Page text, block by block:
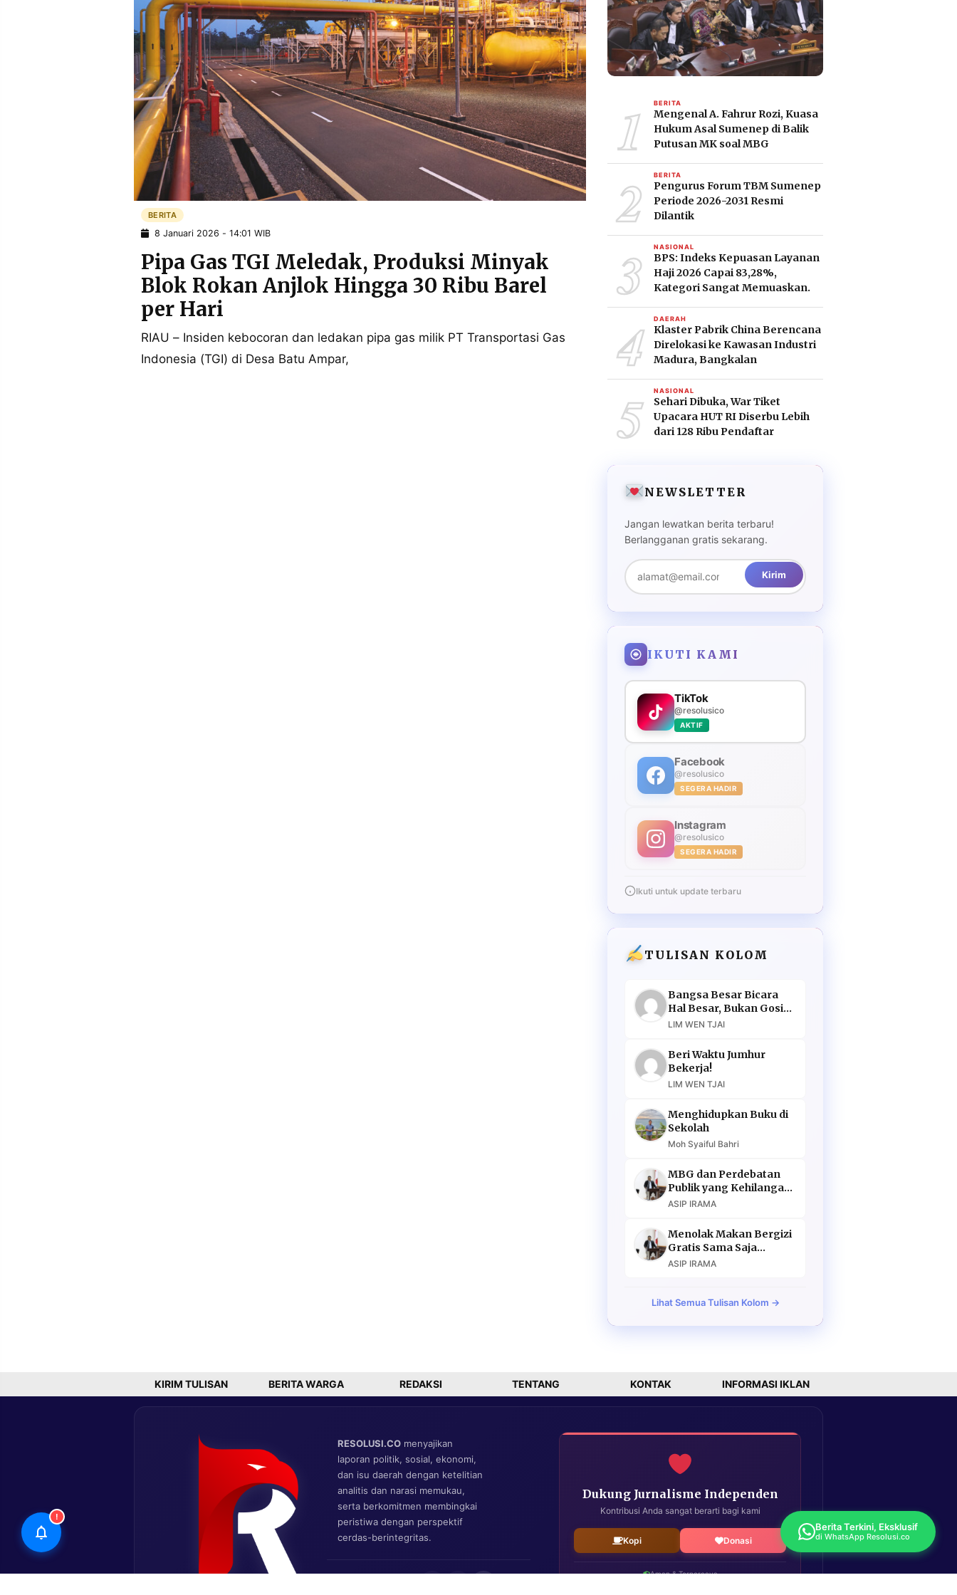
WARGA
TULISAN
SERVICE
BERITA
8 Januari 2026 - 14:01 WIB
Pipa Gas TGI Meledak, Produksi Minyak
Blok Rokan Anjlok Hingga 30 Ribu Barel
per Hari
RIAU – Insiden kebocoran dan ledakan pipa gas milik PT Transportasi Gas
Indonesia (TGI) di Desa Batu Ampar,
1 BERITA
Mengenal A. Fahrur Rozi, Kuasa
Hukum Asal Sumenep di Balik
Putusan MK soal MBG
2 BERITA
Pengurus Forum TBM Sumenep
Periode 2026-2031 Resmi
Dilantik
3 NASIONAL
BPS: Indeks Kepuasan Layanan
Haji 2026 Capai 83,28%,
Kategori Sangat Memuaskan.
4 DAERAH
Klaster Pabrik China Berencana
Direlokasi ke Kawasan Industri
Madura, Bangkalan
5 NASIONAL
Sehari Dibuka, War Tiket
Upacara HUT RI Diserbu Lebih
dari 128 Ribu Pendaftar
NEWSLETTER
Jangan lewatkan berita terbaru!
Berlangganan gratis sekarang.
Kirim
IKUTI KAMI
TikTok
@resolusico
AKTIF
Facebook
@resolusico
SEGERA HADIR
Instagram
@resolusico
SEGERA HADIR
Ikuti untuk update terbaru
TULISAN KOLOM
Bangsa Besar Bicara
Hal Besar, Bukan Gosip
Murahan
LIM WEN TJAI
Beri Waktu Jumhur
Bekerja!
LIM WEN TJAI
Menghidupkan Buku di
Sekolah
Moh Syaiful Bahri
MBG dan Perdebatan
Publik yang Kehilangan
Argumen
ASIP IRAMA
Menolak Makan Bergizi
Gratis Sama Saja
Menolak Masa Depan
ASIP IRAMA
Lihat Semua Tulisan Kolom →
KIRIM TULISAN BERITA WARGA REDAKSI TENTANG KONTAK INFORMASI IKLAN
RESOLUSI.CO menyajikan
laporan politik, sosial, ekonomi,
dan isu daerah dengan ketelitian
analitis dan narasi memukau,
serta berkomitmen membingkai
peristiwa dengan perspektif
cerdas-berintegritas.
Dukung Jurnalisme Independen
Kontribusi Anda sangat berarti bagi kami
Kopi Donasi
Aman & Terpercaya
!
Berita Terkini, Eksklusif
di WhatsApp Resolusi.co